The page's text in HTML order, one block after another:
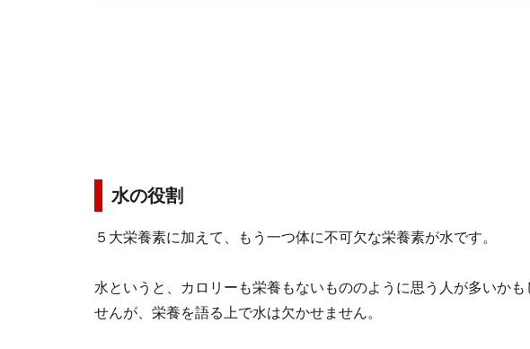
水の役割
５大栄養素に加えて、もう一つ体に不可欠な栄養素が水です。
水というと、カロリーも栄養もないもののように思う人が多いかも
せんが、栄養を語る上で水は欠かせません。